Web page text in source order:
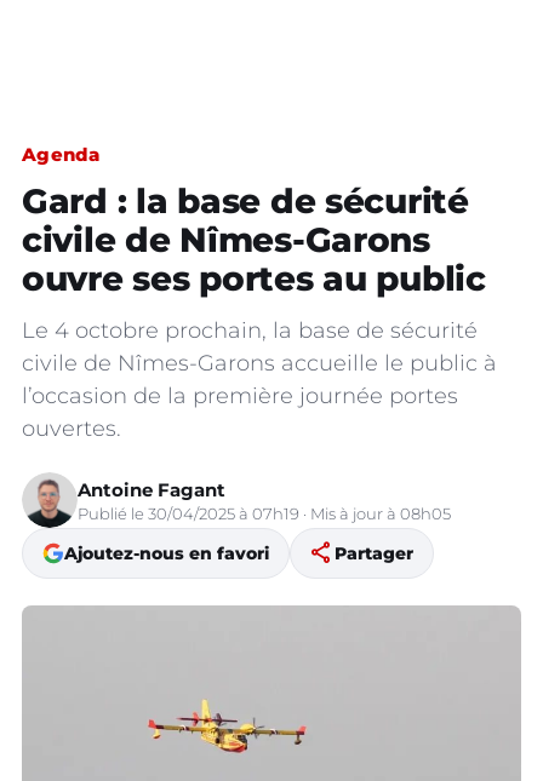
Agenda
Gard : la base de sécurité
civile de Nîmes-Garons
ouvre ses portes au public
Le 4 octobre prochain, la base de sécurité
civile de Nîmes-Garons accueille le public à
l’occasion de la première journée portes
ouvertes.
Antoine Fagant
Publié le 30/04/2025 à 07h19 · Mis à jour à 08h05
Ajoutez-nous en favori share Partager